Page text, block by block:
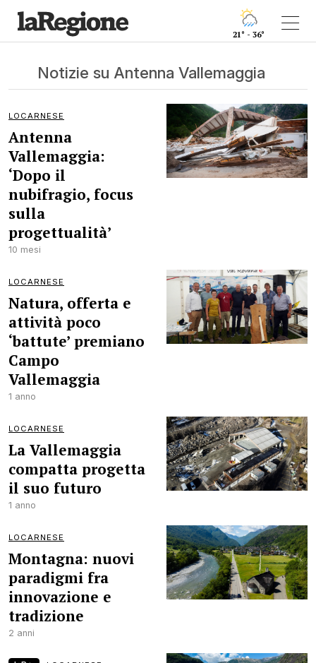
21° - 36°
Notizie su Antenna Vallemaggia
LOCARNESE
Antenna
Vallemaggia:
‘Dopo il
nubifragio, focus
sulla
progettualità’
10 mesi
LOCARNESE
Natura, offerta e
attività poco
‘battute’ premiano
Campo
Vallemaggia
1 anno
LOCARNESE
La Vallemaggia
compatta progetta
il suo futuro
1 anno
LOCARNESE
Montagna: nuovi
paradigmi fra
innovazione e
tradizione
2 anni